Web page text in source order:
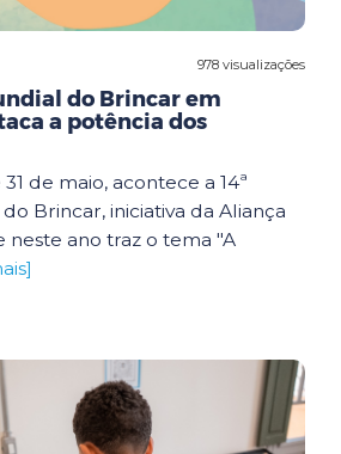
978 visualizações
do Brincar em
a potência dos
de maio, acontece a 14ª
Brincar, iniciativa da Aliança
neste ano traz o tema "A